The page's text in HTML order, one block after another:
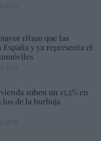
ritmo que las
y ya representa el
suben un 15,5% en
los de la burbuja